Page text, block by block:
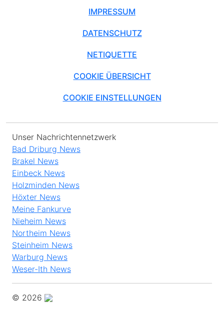
IMPRESSUM
DATENSCHUTZ
NETIQUETTE
COOKIE ÜBERSICHT
COOKIE EINSTELLUNGEN
Unser Nachrichtennetzwerk
Bad Driburg News
Brakel News
Einbeck News
Holzminden News
Höxter News
Meine Fankurve
Nieheim News
Northeim News
Steinheim News
Warburg News
Weser-Ith News
© 2026